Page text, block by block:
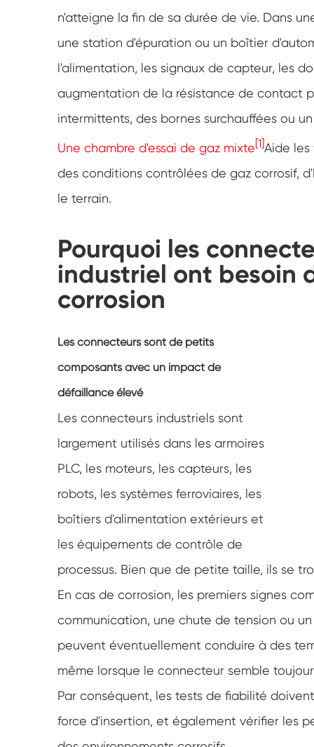
n'atteigne la fin de sa durée de vie. Dans
une station d'épuration ou un boîtier
l'alimentation, les signaux de capteur, les
augmentation de la résistance de contact
intermittents, des bornes surchauffées ou
Une chambre d'essai de gaz mixte[1]Aide
des conditions contrôlées de gaz corrosif,
le terrain.
Pourquoi les
industriel ont besoin
corrosion
Les connecteurs sont de petits
composants avec un impact de
défaillance élevé
Les connecteurs industriels sont
largement utilisés dans les armoires
PLC, les moteurs, les capteurs, les
robots, les systèmes ferroviaires, les
boîtiers d'alimentation extérieurs et
les équipements de contrôle de
processus. Bien que de petite taille, ils se
En cas de corrosion, les premiers signes
communication, une chute de tension ou
peuvent éventuellement conduire à des
même lorsque le connecteur semble
Par conséquent, les tests de fiabilité
force d'insertion, et également vérifier les